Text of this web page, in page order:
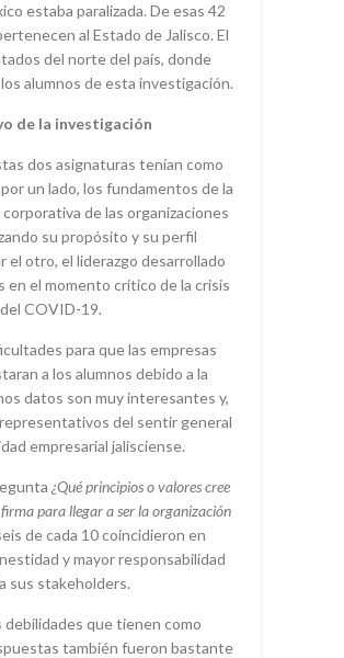
estaba paralizada. De esas 42
al Estado de Jalisco. El
del norte del país, donde
alumnos de esta investigación.
de la investigación
dos asignaturas tenían como
un lado, los fundamentos de la
de las organizaciones
su propósito y su perfil
el otro, el liderazgo desarrollado
en el momento crítico de la crisis
del COVID-19.
para que las empresas
a los alumnos debido a la
datos son muy interesantes y,
del sentir general
empresarial jalisciense.
¿Qué principios o valores cree
para llegar a ser la organización
de cada 10 coincidieron en
y mayor responsabilidad
sus stakeholders.
debilidades que tienen como
también fueron bastante